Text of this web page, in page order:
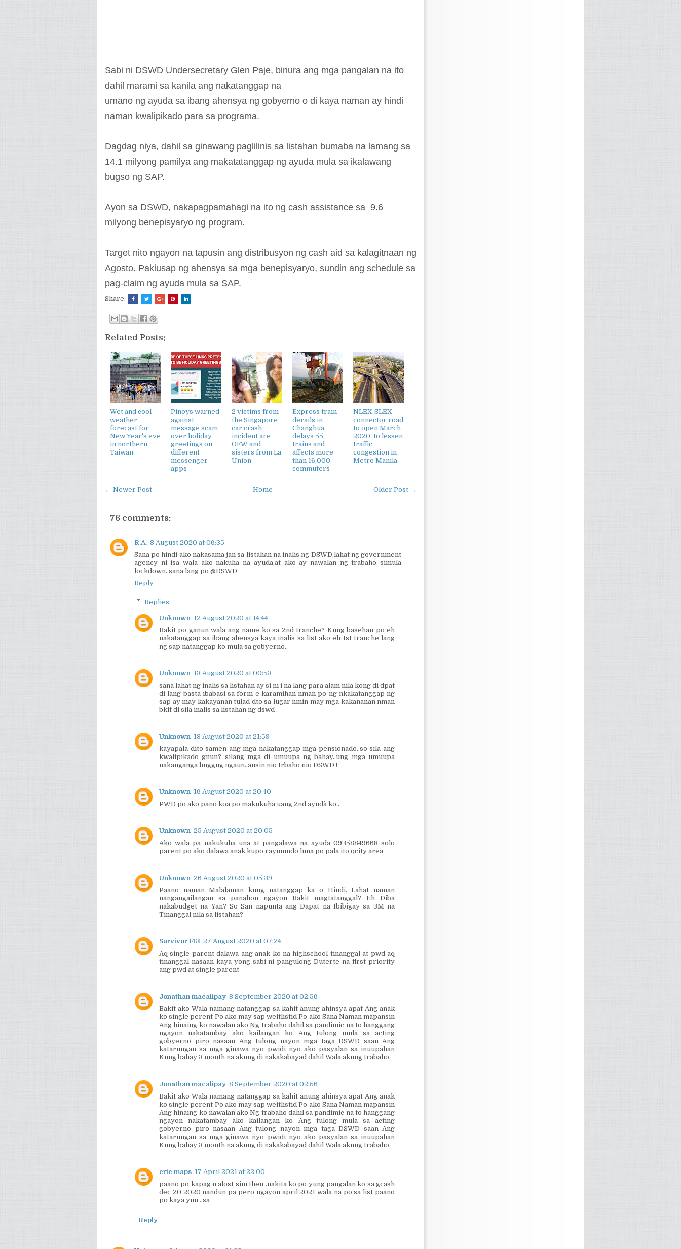
Sabi ni DSWD Undersecretary Glen Paje, binura ang mga pangalan na ito
dahil marami sa kanila ang nakatanggap na
umano ng ayuda sa ibang ahensya ng gobyerno o di kaya naman ay hindi
naman kwalipikado para sa programa.
Dagdag niya, dahil sa ginawang paglilinis sa listahan bumaba na lamang sa
14.1 milyong pamilya ang makatatanggap ng ayuda mula sa ikalawang
bugso ng SAP.
Ayon sa DSWD, nakapagpamahagi na ito ng cash assistance sa 9.6
milyong benepisyaryo ng program.
Target nito ngayon na tapusin ang distribusyon ng cash aid sa kalagitnaan ng
Agosto. Pakiusap ng ahensya sa mga benepisyaryo, sundin ang schedule sa
pag-claim ng ayuda mula sa SAP.
Share:
Related Posts:
Wet and cool
weather
forecast for
New Year's eve
in northern
Taiwan
Pinoys warned
against
message scam
over holiday
greetings on
different
messenger
apps
2 victims from
the Singapore
car crash
incident are
OFW and
sisters from La
Union
Express train
derails in
Changhua,
delays 55
trains and
affects more
than 16,000
commuters
NLEX-SLEX
connector road
to open March
2020, to lessen
traffic
congestion in
Metro Manila
← Newer Post Older Post →
Home
76 comments:
R.A. 8 August 2020 at 06:35
Sana po hindi ako nakasama jan sa listahan na inalis ng DSWD,lahat ng government
agency ni isa wala ako nakuha na ayuda.at ako ay nawalan ng trabaho simula
lockdown..sana lang po @DSWD
Reply
Replies
Unknown 12 August 2020 at 14:44
Bakit po ganun wala ang name ko sa 2nd tranche? Kung basehan po eh
nakatanggap sa ibang ahensya kaya inalis sa list ako eh 1st tranche lang
ng sap natanggap ko mula sa gobyerno..
Unknown 13 August 2020 at 00:53
sana lahat ng inalis sa listahan ay si ni i na lang para alam nila kong di dpat
di lang basta ibabasi sa form e karamihan nman po ng nkakatanggap ng
sap ay may kakayanan tulad dto sa lugar nmin may mga kakananan nman
bkit di sila inalis sa listahan ng dswd .
Unknown 13 August 2020 at 21:59
kayapala dito samen ang mga nakatanggap mga pensionado..so sila ang
kwalipikado gnun? silang mga di umuupa ng bahay..ung mga umuupa
nakanganga hnggng ngaun..ausin nio trbaho nio DSWD !
Unknown 16 August 2020 at 20:40
PWD po ako pano koa po makukuha uang 2nd ayudà ko..
Unknown 25 August 2020 at 20:05
Ako wala pa nakukuha una at pangalawa na ayuda 09358849668 solo
parent po ako dalawa anak kupo raymundo luna po pala ito qcity area
Unknown 26 August 2020 at 05:39
Paano naman Malalaman kung natanggap ka o Hindi. Lahat naman
nangangailangan sa panahon ngayon Bakit magtatanggal? Eh Diba
nakabudget na Yan? So San napunta ang Dapat na Ibibigay sa 3M na
Tinanggal nila sa listahan?
Survivor 143 27 August 2020 at 07:24
Aq single parent dalawa ang anak ko na highschool tinanggal at pwd aq
tinanggal nasaan kaya yong sabi ni pangulong Duterte na first priority
ang pwd at single parent
Jonathan macalipay 8 September 2020 at 02:56
Bakit ako Wala namang natanggap sa kahit anung ahinsya apat Ang anak
ko single perent Po ako may sap weitlistid Po ako Sana Naman mapansin
Ang hinaing ko nawalan ako Ng trabaho dahil sa pandimic na to hanggang
ngayon nakatambay ako kailangan ko Ang tulong mula sa acting
gobyerno piro nasaan Ang tulong nayon mga taga DSWD saan Ang
katarungan sa mga ginawa nyo pwidi nyo ako pasyalan sa inuupahan
Kung bahay 3 month na akung di nakakabayad dahil Wala akung trabaho
Jonathan macalipay 8 September 2020 at 02:56
Bakit ako Wala namang natanggap sa kahit anung ahinsya apat Ang anak
ko single perent Po ako may sap weitlistid Po ako Sana Naman mapansin
Ang hinaing ko nawalan ako Ng trabaho dahil sa pandimic na to hanggang
ngayon nakatambay ako kailangan ko Ang tulong mula sa acting
gobyerno piro nasaan Ang tulong nayon mga taga DSWD saan Ang
katarungan sa mga ginawa nyo pwidi nyo ako pasyalan sa inuupahan
Kung bahay 3 month na akung di nakakabayad dahil Wala akung trabaho
eric maps 17 April 2021 at 22:00
paano po kapag n alost sim then .nakita ko po yung pangalan ko sa gcash
dec 20 2020 nandun pa pero ngayon april 2021 wala na po sa list paano
po kaya yun ..sa
Reply